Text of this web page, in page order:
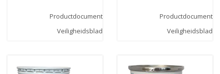
Productdocument
Veiligheidsblad
Productdocument
Veiligheidsblad